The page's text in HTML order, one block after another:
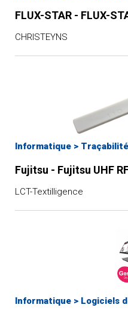
FLUX-STAR - FLUX-
CHRISTEYNS
Informatique >
Fujitsu - Fujitsu UHF
LCT-Textilligence
Informatique > Logiciels